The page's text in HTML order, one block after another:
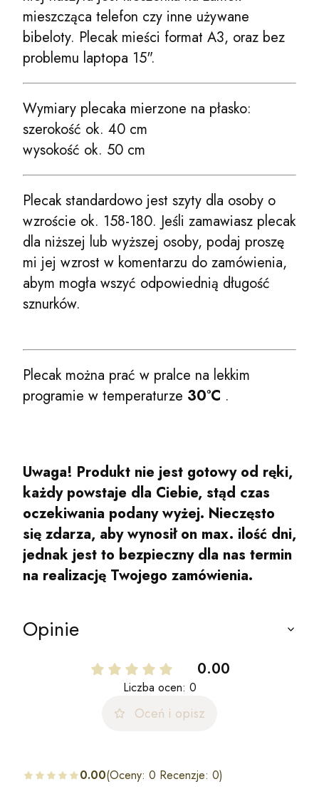
mieszcząca telefon czy inne używane
bibeloty. Plecak mieści format A3, oraz bez
problemu laptopa 15".
Wymiary plecaka mierzone na płasko:
szerokość ok. 40 cm
wysokość ok. 50 cm
Plecak standardowo jest szyty dla osoby o
wzroście ok. 158-180. Jeśli zamawiasz plecak
dla niższej lub wyższej osoby, podaj proszę
mi jej wzrost w komentarzu do zamówienia,
abym mogła wszyć odpowiednią długość
sznurków.
Plecak można prać w pralce na lekkim
programie w temperaturze 30°C .
Uwaga! Produkt nie jest gotowy od ręki,
każdy powstaje dla Ciebie, stąd czas
oczekiwania podany wyżej. Nieczęsto
się zdarza, aby wynosił on max. ilość dni,
jednak jest to bezpieczny dla nas termin
na realizację Twojego zamówienia.
Opinie
0.00
Liczba ocen: 0
Oceń i opisz
0.00(Oceny: 0 Recenzje: 0)